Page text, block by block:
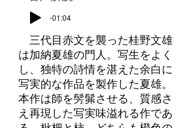
-01:04
三代目赤文を襲った桂野文雄
は加納夏雄の門人。写生をよく
し、独特の詩情を湛えた余白に
写実的な作品を製作した夏雄。
本作は師を髣髴させる、質感さ
え再現した写実味溢れる作であ